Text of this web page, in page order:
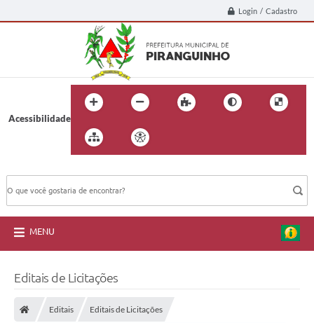
Login / Cadastro
Acessibilidade
MENU
Editais de Licitações
Editais Editais de Licitações